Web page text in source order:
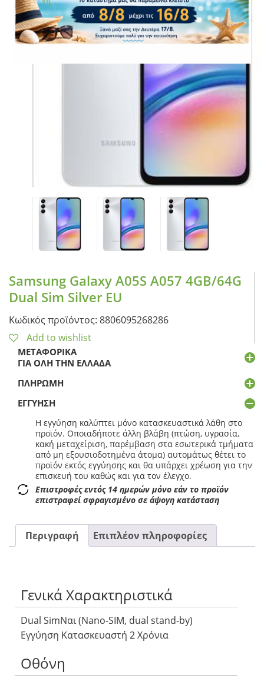
CASE FANS
LIQUID COOLERS
ΠΡΟΣΩΠΙΚΗ ΦΡΟΝΤΙΔΑ
Samsung Galaxy A05S A057 4GB/64G
Dual Sim Silver EU
Κωδικός προϊόντος: 8806095268286
Add to wishlist
ΜΕΤΑΦΟΡΙΚΆ
ΓΙΑ ΌΛΗ ΤΗΝ ΕΛΛΆΔΑ
ΠΛΗΡΩΜΉ
ΕΓΓΎΗΣΗ
Η εγγύηση καλύπτει μόνο κατασκευαστικά λάθη στο
προϊόν. Οποιαδήποτε άλλη βλάβη (πτώση, υγρασία,
κακή μεταχείριση, παρέμβαση στα εσωτερικά τμήματα
από μη εξουσιοδοτημένα άτομα) αυτομάτως θέτει το
προϊόν εκτός εγγύησης και θα υπάρχει χρέωση για την
επισκευή του καθώς και για τον έλεγχο.
Επιστροφές εντός 14 ημερών μόνο εάν το προϊόν
επιστραφεί σφραγισμένο σε άψογη κατάσταση
Περιγραφή Επιπλέον πληροφορίες
Γενικά Χαρακτηριστικά
Dual SimΝαι (Nano-SIM, dual stand-by)
Εγγύηση Κατασκευαστή 2 Χρόνια
Οθόνη